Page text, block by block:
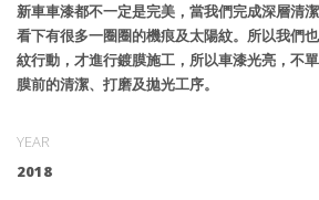
新車車漆都不一定是完美，當我們完成深層清
看下有很多一圈圈的機痕及太陽紋。所以我們
紋行動，才進行鍍膜施工，所以車漆光亮，不
膜前的清潔、打磨及拋光工序。
YEAR
2018